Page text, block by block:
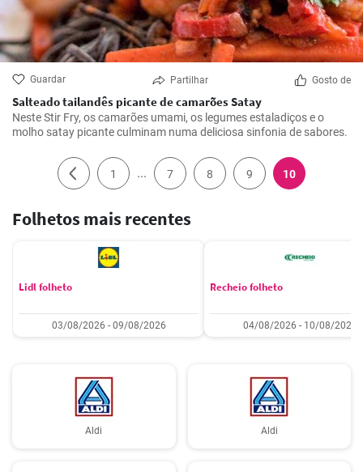
Guardar Partilhar Gosto de
Salteado tailandês picante de camarões Satay
Neste Stir Fry, os camarões umami, os legumes estaladiços e o
molho satay picante culminam numa deliciosa sinfonia de sabores.
1 ... 7 8 9 10
Folhetos mais recentes
Lidl folheto
03/08/2026 - 09/08/2026
Recheio folheto
04/08/2026 - 10/08/2026
Aldi Aldi